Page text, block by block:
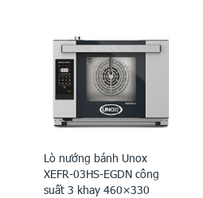
Lò nướng bánh Unox
XEFR-03HS-EGDN công
suất 3 khay 460×330